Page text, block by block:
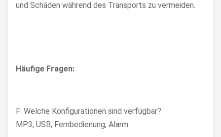
und Schäden während des Transports zu vermeiden.
Häufige Fragen:
F: Welche Konfigurationen sind verfügbar?
MP3, USB, Fernbedienung, Alarm.